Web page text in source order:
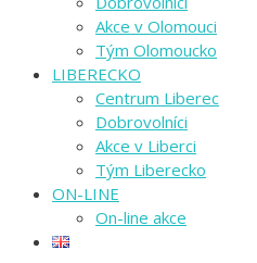
Akce v Olomouci
Tým Olomoucko
LIBERECKO
Centrum Liberec
Dobrovolníci
Akce v Liberci
Tým Liberecko
ON-LINE
On-line akce